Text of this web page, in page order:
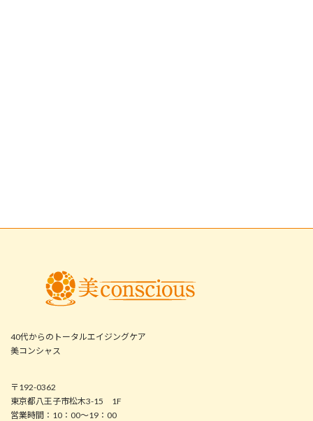
40代からのトータルエイジングケア
美コンシャス
〒192-0362
東京都八王子市松木3-15 1F
営業時間：10：00～19：00